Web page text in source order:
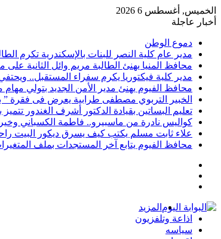
الخميس, أغسطس 6 2026
أخبار عاجلة
دموع الوطن
مدير عام كلية النصر للبنات بالإسكندرية تكرم
محافظ المنيا يهنئ الطالبة مريم وائل الثانية على
مدير كلية فيكتوريا يكرم سفراء المستقبل..
محافظ الفيوم يهنئ مدير الأمن الجديد بتولي مهام
الخبير التربوي مصطفى طرابية يعرض فى فقرة ”
تعليم البساتين بقيادة الدكتور أشرف الغندور
كواليس نادرة من ماسبيرو.. فاطمة الكسباني
علاء ثابت مسلم يكتب كيف يسرق ديكور البيت
محافظ الفيوم يتابع آخر المستجدات بملف
المزيد
اذاعة وتلفزيون
سياسه